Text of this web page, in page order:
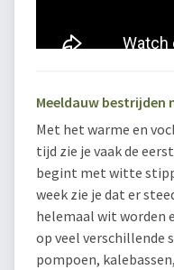
Meeldauw bestrijden
Met het warme en
tijd zie je vaak de
begint met witte
week zie je dat er
helemaal wit worden
op veel verschillende
pompoen,